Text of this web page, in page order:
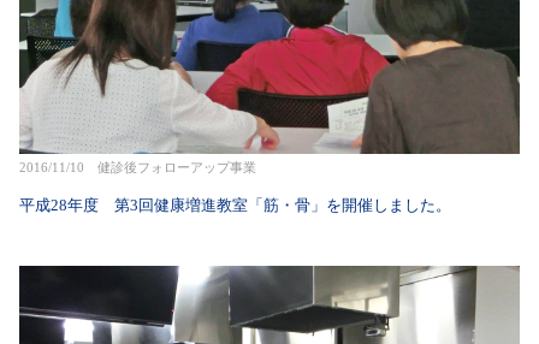
2016/11/10 健診後フォローアップ事業
平成28年度 第3回健康増進教室「筋・骨」を開催しました。